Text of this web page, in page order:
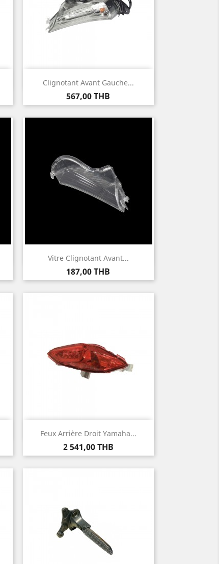
Clignotant Avant Gauche...
Prix
567,00 THB
Aperçu rapide
Vitre Clignotant Avant...
Prix
187,00 THB
 Aperçu rapide
Feux Arrière Droit Yamaha...
Prix
2 541,00 THB
Aperçu rapide